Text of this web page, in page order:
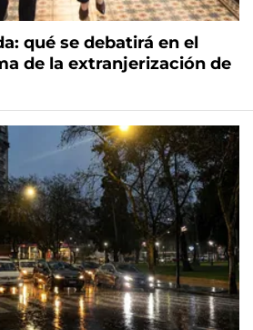
qué se debatirá en el
de la extranjerización de